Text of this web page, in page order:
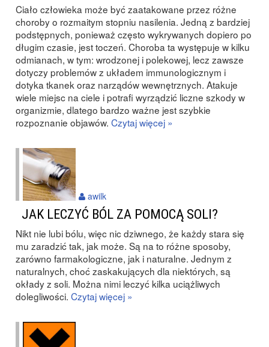
Ciało człowieka może być zaatakowane przez różne
choroby o rozmaitym stopniu nasilenia. Jedną z bardziej
podstępnych, ponieważ często wykrywanych dopiero po
długim czasie, jest toczeń. Choroba ta występuje w kilku
odmianach, w tym: wrodzonej i polekowej, lecz zawsze
dotyczy problemów z układem immunologicznym i
dotyka tkanek oraz narządów wewnętrznych. Atakuje
wiele miejsc na ciele i potrafi wyrządzić liczne szkody w
organizmie, dlatego bardzo ważne jest szybkie
rozpoznanie objawów. Czytaj więcej »
JAK LECZYĆ BÓL ZA POMOCĄ SOLI?
Nikt nie lubi bólu, więc nic dziwnego, że każdy stara się
mu zaradzić tak, jak może. Są na to różne sposoby,
zarówno farmakologiczne, jak i naturalne. Jednym z
naturalnych, choć zaskakujących dla niektórych, są
okłady z soli. Można nimi leczyć kilka uciążliwych
dolegliwości. Czytaj więcej »
awilk